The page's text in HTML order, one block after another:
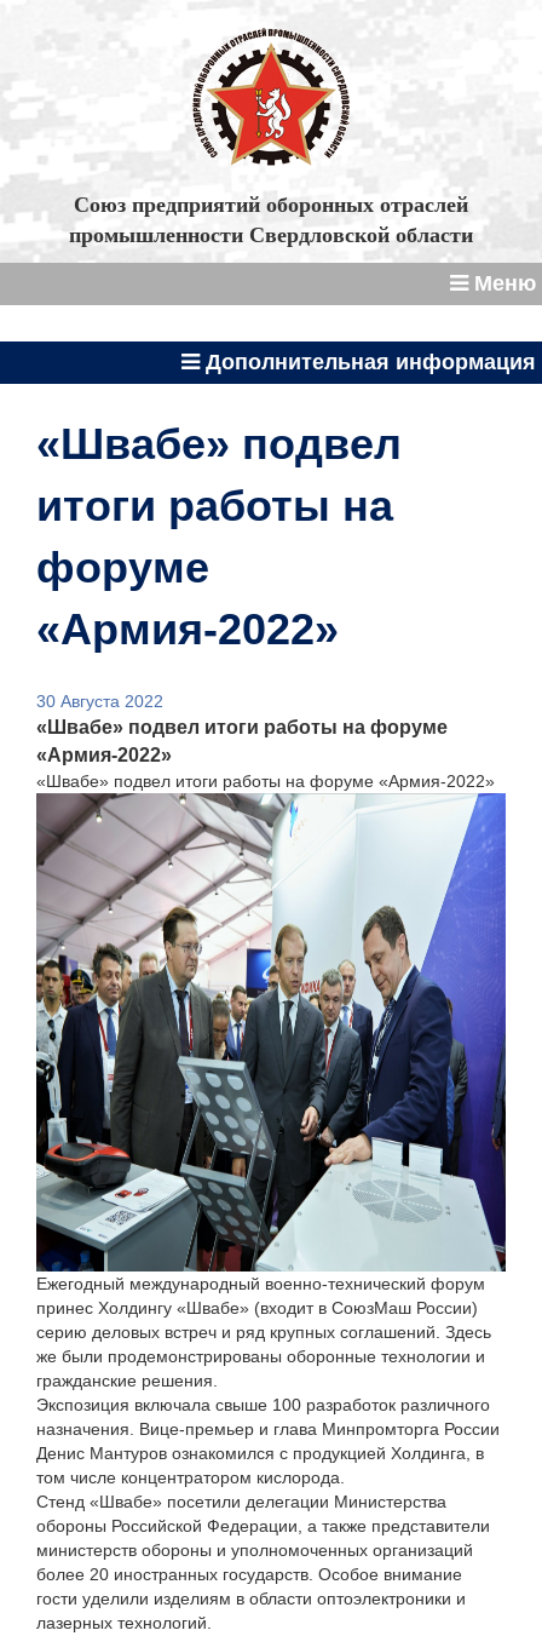
Союз предприятий оборонных отраслей
промышленности Свердловской области
Меню
Дополнительная информация
«Швабе» подвел
итоги работы на
форуме
«Армия-2022»
30 Августа 2022
«Швабе» подвел итоги работы на форуме
«Армия-2022»
«Швабе» подвел итоги работы на форуме «Армия-2022»
Ежегодный международный военно-технический форум
принес Холдингу «Швабе» (входит в СоюзМаш России)
серию деловых встреч и ряд крупных соглашений. Здесь
же были продемонстрированы оборонные технологии и
гражданские решения.
Экспозиция включала свыше 100 разработок различного
назначения. Вице-премьер и глава Минпромторга России
Денис Мантуров ознакомился с продукцией Холдинга, в
том числе концентратором кислорода.
Стенд «Швабе» посетили делегации Министерства
обороны Российской Федерации, а также представители
министерств обороны и уполномоченных организаций
более 20 иностранных государств. Особое внимание
гости уделили изделиям в области оптоэлектроники и
лазерных технологий.